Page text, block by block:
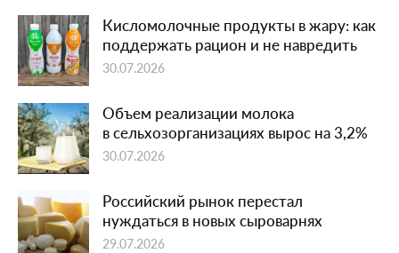
Кисломолочные продукты в жару: как
поддержать рацион и не навредить
30.07.2026
Объем реализации молока
в сельхозорганизациях вырос на 3,2%
30.07.2026
Российский рынок перестал
нуждаться в новых сыроварнях
29.07.2026